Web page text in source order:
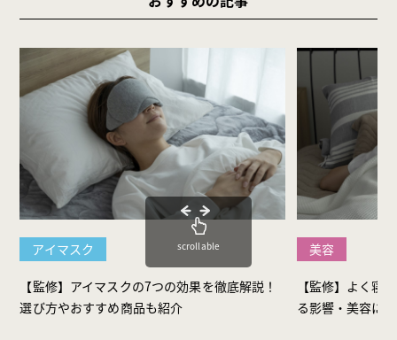
アイマスク
【監修】アイマスクの7つの効果を徹底解説！
選び方やおすすめ商品も紹介
美容
【監修】よく寝
る影響・美容に
scrollable